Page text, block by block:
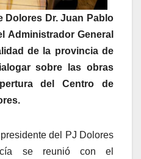
Dolores Dr. Juan Pablo
Administrador General
de la provincia de
sobre las obras
del Centro de
del PJ Dolores
se reunió con el